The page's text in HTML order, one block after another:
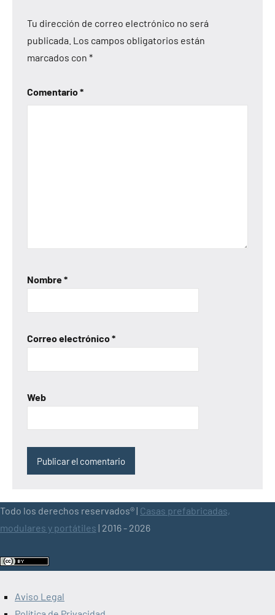
Tu dirección de correo electrónico no será
publicada. Los campos obligatorios están
marcados con *
Comentario*
Nombre*
Correo electrónico*
Web
Todo los derechos reservados® | Casas prefabricadas,
modulares y portátiles | 2016 - 2026
Aviso Legal